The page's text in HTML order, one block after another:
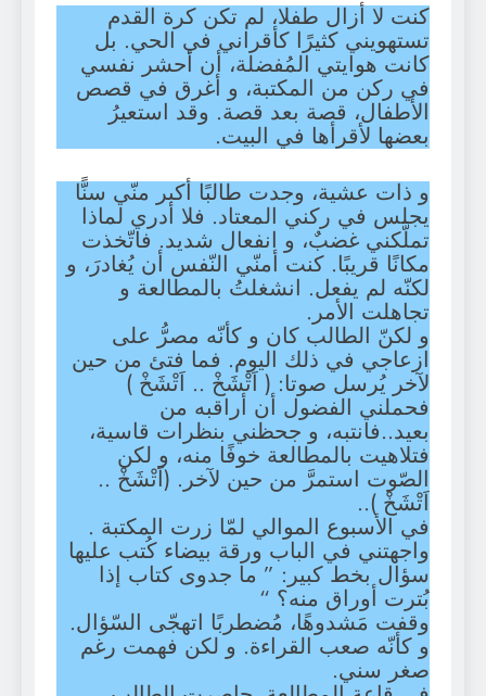
كنت لا أزال طفلا، لم تكن كرة القدم
تستهويني كثيرًا كأقراني في الحي. بل
كانت هوايتي المُفضلة، أن أحشر نفسي
في ركن من المكتبة، و أغرق في قصص
الأطفال، قصة بعد قصة. وقد استعيرُ
بعضها لأقرأها في البيت.
و ذات عشية، وجدت طالبًا أكبر منّي سنًّا
يجلس في ركني المعتاد. فلا أدري لماذا
تملَّكني غضبٌ، و انفعال شديد. فاتّخذت
مكانًا قريبًا. كنت أمنّي النّفس أن يُغادرَ، و
لكنّه لم يفعل. انشغلتُ بالمطالعة و
تجاهلت الأمر.
و لكنّ الطالب كان و كأنّه مصرُّ على
ازعاجي في ذلك اليوم. فما فتئ من حين
لآخر يُرسل صوتا: ( اَتْشَخْ .. اَتْشَخْ )
فحملني الفضول أن أراقبه من
بعيد..فانتبه، و جحظني بنظرات قاسية،
فتلاهيت بالمطالعة خوفًا منه، و لكن
الصّوت استمرَّ من حين لآخر. (اَتْشَخْ ..
اَتْشَخْ )..
في الأسبوع الموالي لمّا زرت المكتبة .
واجهتني في الباب ورقة بيضاء كُتب عليها
سؤال بخط كبير: ” ما جدوى كتاب إذا
بُترت أوراق منه؟ “
وقفت مَشدوهًا، مُضطربًا اتهجّى السّؤال.
و كأنّه صعب القراءة. و لكن فهمت رغم
صغر سني.